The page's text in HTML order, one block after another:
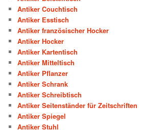
Antiker Couchtisch
Antiker Esstisch
Antiker französischer Hocker
Antiker Hocker
Antiker Kartentisch
Antiker Mitteltisch
Antiker Pflanzer
Antiker Schrank
Antiker Schreibtisch
Antiker Seitenständer für Zeitschriften
Antiker Spiegel
Antiker Stuhl